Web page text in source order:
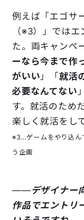
例えば「エゴサ
（※3）」では
た。両キャンペ
ーなら今まで作
がいい 」「就活
必要なんてない
す。就活のため
楽しく就活をし
※3…ゲームをやり込ん
う企画
――デザイナー
作品でエントリ